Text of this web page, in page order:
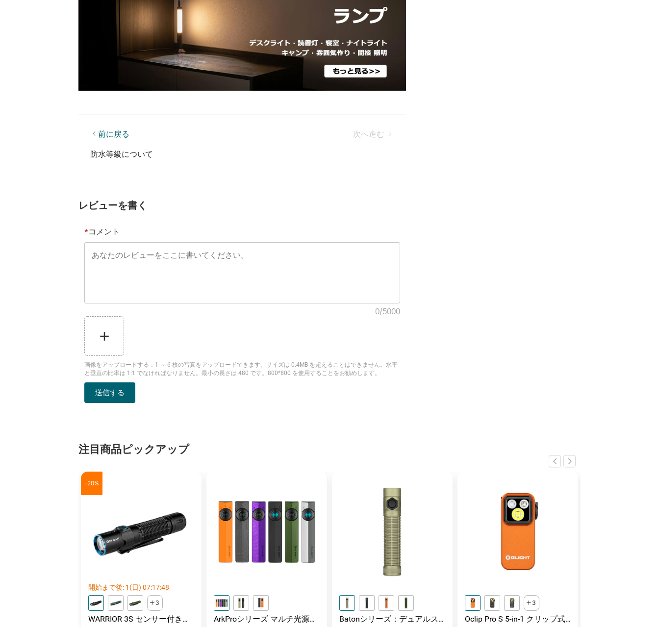
前に戻る 次へ進む
LEP光源とは何ですか？LEDとの違いは？
防水等級について
レビューを書く
*コメント
0/5000
画像をアップロードする ： 1 ～ 6 枚の写真をアップロードできます。サイズは 0.4MB を超えることはできません。水平
と垂直の比率は 1:1 でなければなりません。最小の長さは 480 です。800*800 を使用することをお勧めします。
送信する
注目商品ピックアップ
-20%
開始まで後: 1 (日) 07:17:46
3
WARRIOR 3S センサー付きタ
ArkProシリーズ マルチ光源薄
Batonシリーズ：デュアルス
3
Oclip Pro S 5-in-1 クリップ式